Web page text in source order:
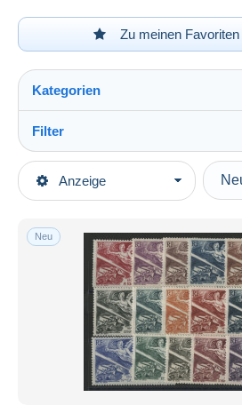
Zu meinen
Anzeige
Kategorien
Hauptkategorien
Europa
Frankreich (alte Kolonien und
Französische koloniale
1946 Anniversaire de la Victoire
Filter
Art der Verkäufe
Laufende Angebote
Auktionen mit Geboten
Auktionen ohne Gebote
Auktionshäuser
Verkauft
Alle Laufzeiten
Neu